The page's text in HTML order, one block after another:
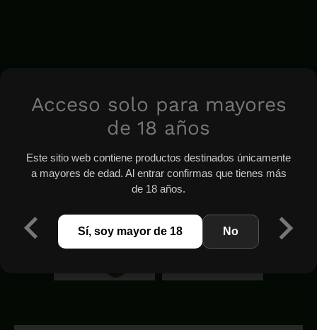
Acceso solo para mayores
de 18 años
Este sitio web contiene productos destinados únicamente
a mayores de edad. Al entrar confirmas que tienes más
de 18 años.
Sí, soy mayor de 18 No